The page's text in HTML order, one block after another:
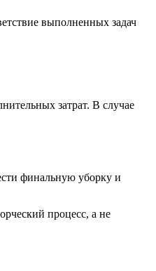
выполненных задач
затрат. В случае
финальную уборку и
процесс, а не